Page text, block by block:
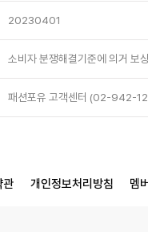
20230401
소비자 분쟁해결기준에 의거 보
패션포유 고객센터 (02-942-
관 개인정보처리방침 멤